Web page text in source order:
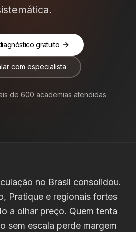
gratuito
com especialista
de 600 academias atendidas
no Brasil consolidou.
Pratique e regionais fortes
a olhar preço. Quem tenta
sem escala perde margem